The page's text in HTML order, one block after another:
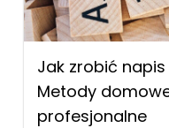
Jak zrobić
Metody
profesjonalne